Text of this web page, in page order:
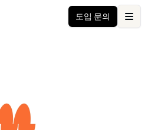
도입 문의